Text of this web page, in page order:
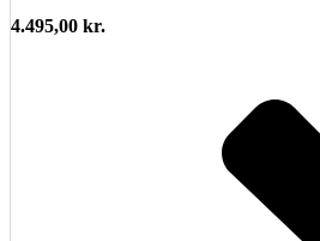
4.495,00 kr.